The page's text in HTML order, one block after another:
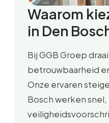
Waarom
in Den
Bij GGB Groep
betrouwbaarheid
Onze ervaren
Bosch werken